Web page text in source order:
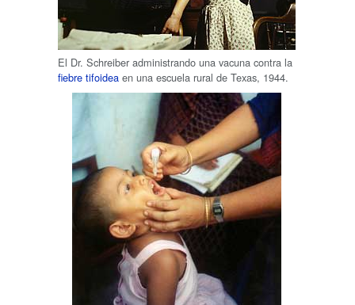
El Dr. Schreiber administrando una vacuna contra la
fiebre tifoidea en una escuela rural de Texas, 1944.